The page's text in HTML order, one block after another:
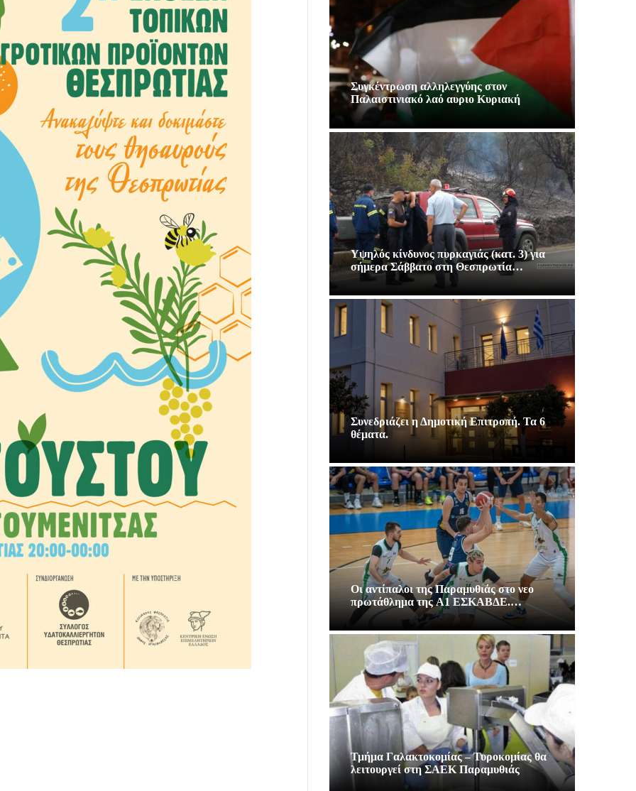
Συγκέντρωση αλληλεγγύης στον
Παλαιστινιακό λαό αυριο Κυριακή
Υψηλός κίνδυνος πυρκαγιάς (κατ. 3) για
σήμερα Σάββατο στη Θεσπρωτία…
Συνεδριάζει η Δημοτική Επιτροπή. Τα 6
θέματα.
Οι αντίπαλοι της Παραμυθιάς στο νεο
πρωτάθλημα της A1 ΕΣΚΑΒΔΕ.…
Τμήμα Γαλακτοκομίας – Τυροκομίας θα
λειτουργεί στη ΣΑΕΚ Παραμυθιάς